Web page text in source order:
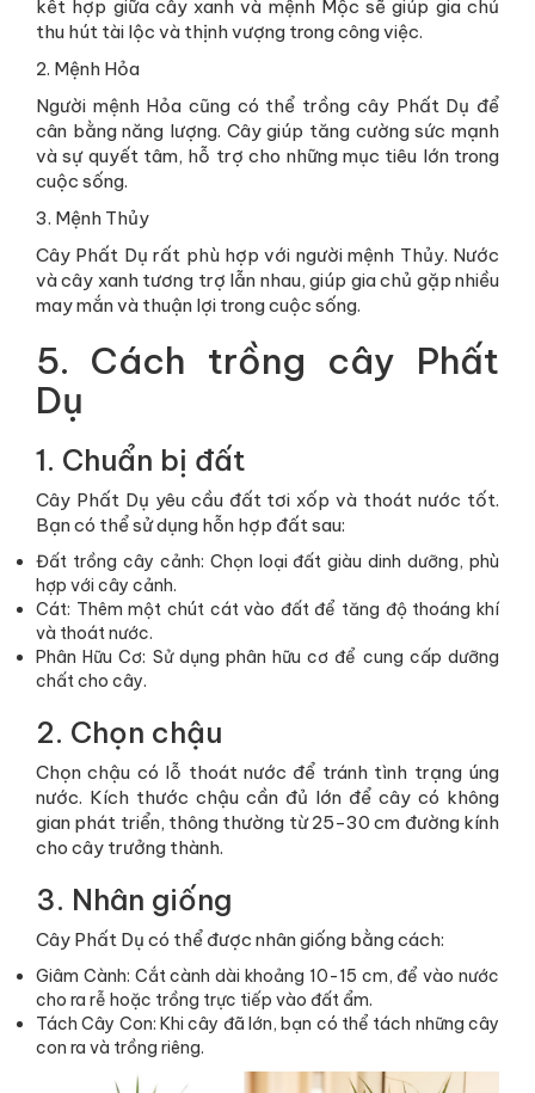
kết hợp giữa cây xanh và mệnh Mộc sẽ giúp gia chủ
thu hút tài lộc và thịnh vượng trong công việc.
2. Mệnh Hỏa
Người mệnh Hỏa cũng có thể trồng cây Phất Dụ để
cân bằng năng lượng. Cây giúp tăng cường sức mạnh
và sự quyết tâm, hỗ trợ cho những mục tiêu lớn trong
cuộc sống.
3. Mệnh Thủy
Cây Phất Dụ rất phù hợp với người mệnh Thủy. Nước
và cây xanh tương trợ lẫn nhau, giúp gia chủ gặp nhiều
may mắn và thuận lợi trong cuộc sống.
5. Cách trồng cây Phất
Dụ
1. Chuẩn bị đất
Cây Phất Dụ yêu cầu đất tơi xốp và thoát nước tốt.
Bạn có thể sử dụng hỗn hợp đất sau:
Đất trồng cây cảnh: Chọn loại đất giàu dinh dưỡng, phù
hợp với cây cảnh.
Cát: Thêm một chút cát vào đất để tăng độ thoáng khí
và thoát nước.
Phân Hữu Cơ: Sử dụng phân hữu cơ để cung cấp dưỡng
chất cho cây.
2. Chọn chậu
Chọn chậu có lỗ thoát nước để tránh tình trạng úng
nước. Kích thước chậu cần đủ lớn để cây có không
gian phát triển, thông thường từ 25-30 cm đường kính
cho cây trưởng thành.
3. Nhân giống
Cây Phất Dụ có thể được nhân giống bằng cách:
Giâm Cành: Cắt cành dài khoảng 10-15 cm, để vào nước
cho ra rễ hoặc trồng trực tiếp vào đất ẩm.
Tách Cây Con: Khi cây đã lớn, bạn có thể tách những cây
con ra và trồng riêng.